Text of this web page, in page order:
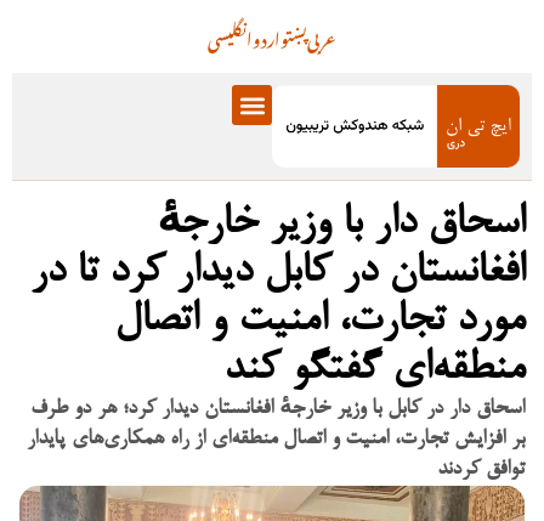
انگلیسیاردوپښتوعربی
اسحاق دار با وزیر خارجهٔ
افغانستان در کابل دیدار کرد تا در
مورد تجارت، امنیت و اتصال
منطقه‌ای گفتگو کند
اسحاق دار در کابل با وزیر خارجهٔ افغانستان دیدار کرد؛ هر دو طرف
بر افزایش تجارت، امنیت و اتصال منطقه‌ای از راه همکاری‌های پایدار
توافق کردند